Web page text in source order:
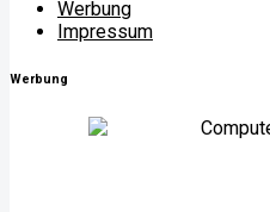
Werbung
Impressum
Werbung